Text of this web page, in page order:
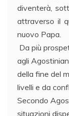
diventerà,
attraverso il
nuovo Papa.
Da più
agli
della fine del
livelli e da
Secondo
situazioni